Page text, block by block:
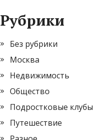
Рубрики
Без рубрики
Москва
Недвижимость
Общество
Подростковые клубы
Путешествие